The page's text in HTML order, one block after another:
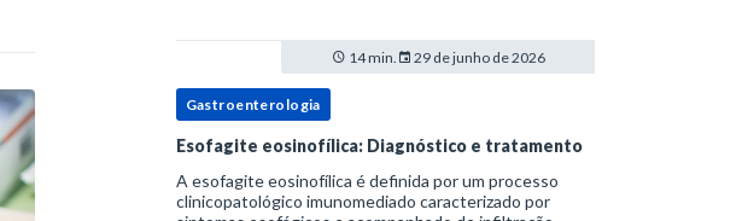
14 min. 29 de junho de 2026
Gastroenterologia
Esofagite eosinofílica: Diagnóstico e tratamento
A esofagite eosinofílica é definida por um processo
clinicopatológico imunomediado caracterizado por